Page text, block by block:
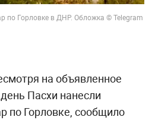
по Горловке в ДНР. Обложка © Telegram
на объявленное
Пасхи нанесли
по Горловке, сообщило